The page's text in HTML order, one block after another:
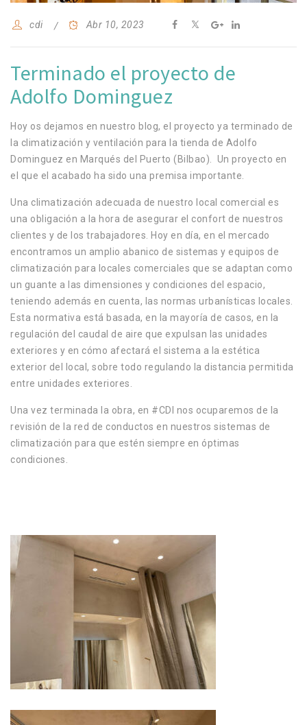
cdi Abr 10, 2023
Terminado el proyecto de
Adolfo Dominguez
Hoy os dejamos en nuestro blog, el proyecto ya terminado de
la climatización y ventilación para la tienda de Adolfo
Dominguez en Marqués del Puerto (Bilbao). Un proyecto en
el que el acabado ha sido una premisa importante.
Una climatización adecuada de nuestro local comercial es
una obligación a la hora de asegurar el confort de nuestros
clientes y de los trabajadores. Hoy en día, en el mercado
encontramos un amplio abanico de sistemas y equipos de
climatización para locales comerciales que se adaptan como
un guante a las dimensiones y condiciones del espacio,
teniendo además en cuenta, las normas urbanísticas locales.
Esta normativa está basada, en la mayoría de casos, en la
regulación del caudal de aire que expulsan las unidades
exteriores y en cómo afectará el sistema a la estética
exterior del local, sobre todo regulando la distancia permitida
entre unidades exteriores.
Una vez terminada la obra, en #CDI nos ocuparemos de la
revisión de la red de conductos en nuestros sistemas de
climatización para que estén siempre en óptimas
condiciones.